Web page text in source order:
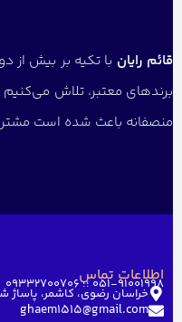
قائم رایان با تکیه بر بیش از
برندهای معتبر، تلاش می‌کنیم
منصفانه باعث شده است
اطلاعات تماس
051-91001998 ؛؛ 09332700706
خراسان رضوی، کاشمر، پاساژ
ghaem1515@gmail.com